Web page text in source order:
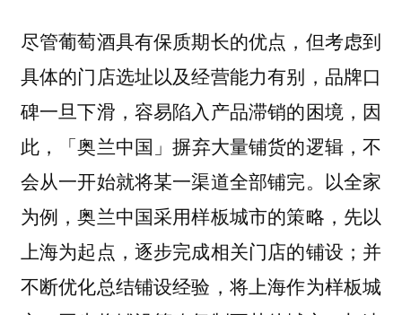
尽管葡萄酒具有保质期长的优点，但考虑到
具体的门店选址以及经营能力有别，品牌口
碑一旦下滑，容易陷入产品滞销的困境，因
此，
「奥兰中国」摒弃大量铺货的逻辑，不
会从一开始就将某一渠道全部铺完。 以全家
为例，奥兰中国采用样板城市的策略，先以
上海为起点，逐步完成相关门店的铺设；并
不断优化总结铺设经验，将上海作为样板城